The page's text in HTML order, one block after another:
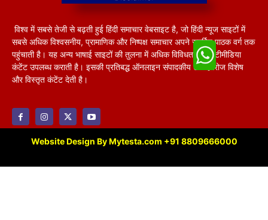
विश्व में सबसे तेजी से बढ़ती हुई हिंदी समाचार वेबसाइट है, जो हिंदी न्यूज साइटों में
सबसे अधिक विश्वसनीय, प्रामाणिक और निष्पक्ष समाचार अपने समर्पित पाठक वर्ग तक
पहुंचाती है। यह अन्य भाषाई साइटों की तुलना में अधिक विविधतापूर्ण मल्टीमीडिया
कंटेंट उपलब्ध कराती है। इसकी प्रतिबद्ध ऑनलाइन संपादकीय टीम हररोज विशेष
और विस्तृत कंटेंट देती है।
Website Design By Mytesta.com +91 8809666000